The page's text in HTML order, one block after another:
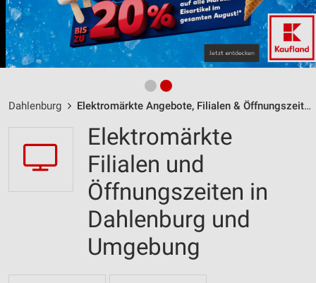
Dahlenburg Elektromärkte Angebote, Filialen & Öffnungszeiten
Elektromärkte
Filialen und
Öffnungszeiten in
Dahlenburg und
Umgebung